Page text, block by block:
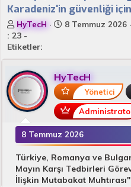
Karadeniz'in güvenliği
K
o
n
u
u
B
a
ş
l
a
n
HyTecH
B
l
n
g
ı
ç
t
a
r
i
h
i
8 Temmuz 2026
: 23 -
Etiketler:
HyTecH
Yönetici
8 Temmuz 2026
Türkiye, Romanya ve
Mayın Karşı Tedbirleri
İlişkin Mutabakat